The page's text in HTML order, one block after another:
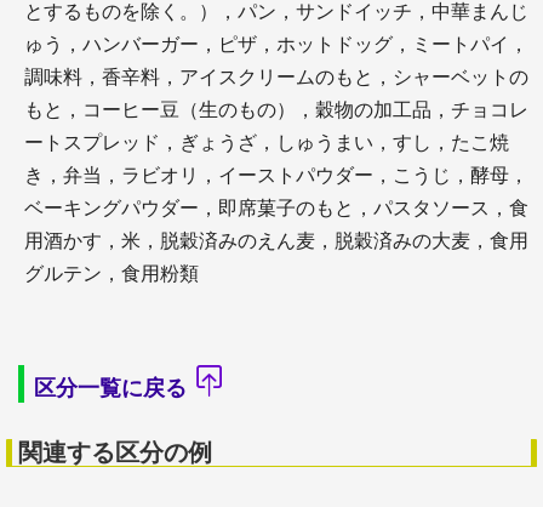
とするものを除く。），パン，サンドイッチ，中華まんじ
ゅう，ハンバーガー，ピザ，ホットドッグ，ミートパイ，
調味料，香辛料，アイスクリームのもと，シャーベットの
もと，コーヒー豆（生のもの），穀物の加工品，チョコレ
ートスプレッド，ぎょうざ，しゅうまい，すし，たこ焼
き，弁当，ラビオリ，イーストパウダー，こうじ，酵母，
ベーキングパウダー，即席菓子のもと，パスタソース，食
用酒かす，米，脱穀済みのえん麦，脱穀済みの大麦，食用
グルテン，食用粉類
区分一覧に戻る
関連する区分の例